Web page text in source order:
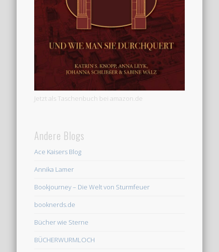
Jetzt als Taschenbuch bei amazon.de
Andere Blogs
Ace Kaisers Blog
Annika Lamer
Bookjourney – Die Welt von Sturmfeuer
booknerds.de
Bücher wie Sterne
BÜCHERWURMLOCH